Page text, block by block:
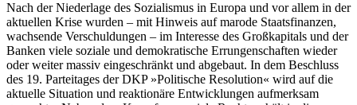
Nach der Niederlage des Sozialismus in Europa und vor allem in der
aktuellen Krise wurden – mit Hinweis auf marode Staatsfinanzen,
wachsende Verschuldungen – im Interesse des Großkapitals und der
Banken viele soziale und demokratische Errungenschaften wieder
oder weiter massiv eingeschränkt und abgebaut. In dem Beschluss
des 19. Parteitages der DKP »Politische Resolution« wird auf die
aktuelle Situation und reaktionäre Entwicklungen aufmerksam